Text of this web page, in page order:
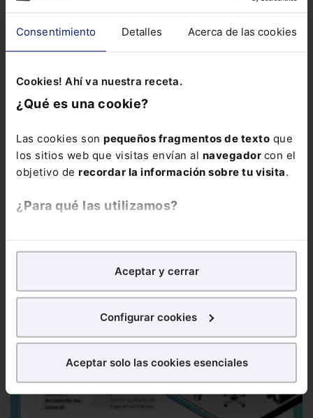
Consentimiento Detalles Acerca de las cookies
Cookies! Ahí va nuestra receta.
¿Qué es una cookie?
Las cookies son pequeños fragmentos de texto que
los sitios web que visitas envían al navegador con el
objetivo de recordar la información sobre tu visita.
¿Para qué las utilizamos?
analíticospara tratar demejorar tu experienciaen
nuestra página web. También con fines publicitarios,
para poder mostrarte publicidad y contenidos de tu
¿Qué puedes hacer?
en la web sea óptima
Puedesaceptar solo las esenciales
para denegar
Aceptar y cerrar
Configurar cookies
Aceptar solo las cookies esenciales
InfografíaJubilación en 2024En 2024 los requisitos para